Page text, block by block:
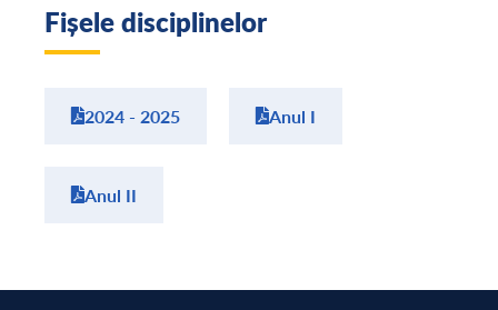
Fișele disciplinelor
2024 - 2025 Anul I
Anul II